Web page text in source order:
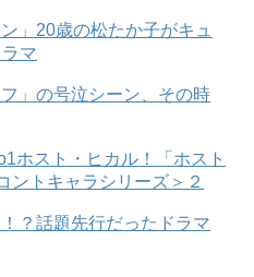
」20歳の松たか子がキュ
マ
」の号泣シーン、その時
ホスト・ヒカル！「ホスト
ントキャラシリーズ＞２
？話題先行だったドラマ